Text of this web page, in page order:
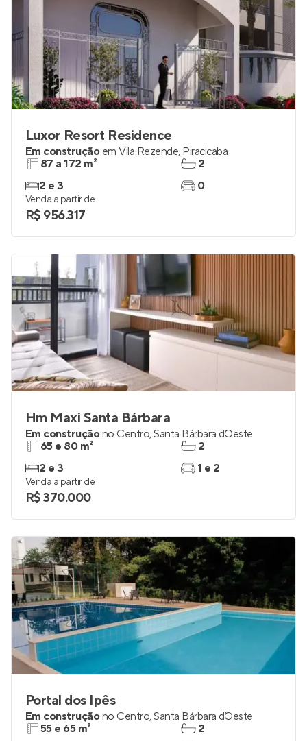
Luxor Resort Residence
Em construção em Vila Rezende, Piracicaba
87 a 172 m²
2 e 3
2
0
Venda a partir de
R$ 956.317
Hm Maxi Santa Bárbara
Em construçãono Centro,Santa Bárbara d`Oeste
65 e 80 m²
2 e 3
2
1 e 2
Venda a partir de
R$ 370.000
Portal dos Ipês
Em construçãono Centro,Santa Bárbara d`Oeste
55 e 65 m²
2